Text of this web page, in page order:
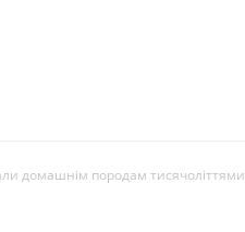
домашнім породам тисячоліттями